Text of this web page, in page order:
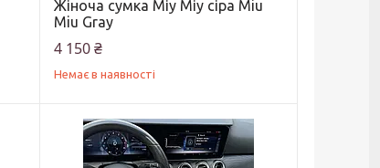
Жіноча сумка Міу Міу сіра Miu
Miu Gray
4 150 ₴
Немає в наявності